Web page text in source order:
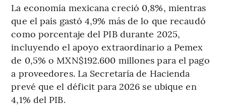
La economía mexicana creció 0,8%, mientras
que el país gastó 4,9% más de lo que recaudó
como porcentaje del PIB durante 2025,
incluyendo el apoyo extraordinario a Pemex
de 0,5% o MXN$192.600 millones para el pago
a proveedores. La Secretaría de Hacienda
prevé que el déficit para 2026 se ubique en
4,1% del PIB.